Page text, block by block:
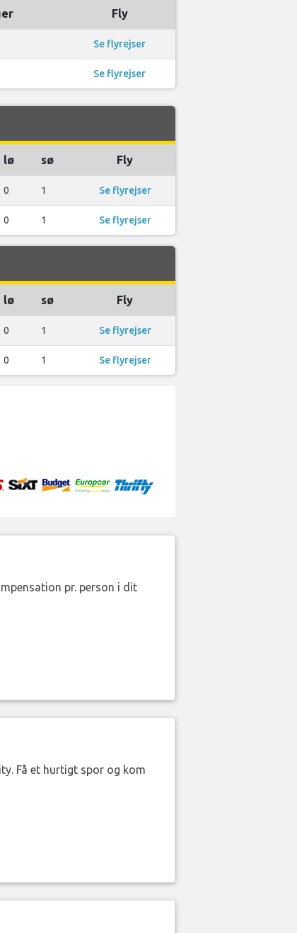
Fly
Se flyrejser
Se flyrejser
lø sø Fly
0 1 Se flyrejser
0 1 Se flyrejser
lø sø Fly
0 1 Se flyrejser
0 1 Se flyrejser
pr. person i dit
Få et hurtigt spor og kom